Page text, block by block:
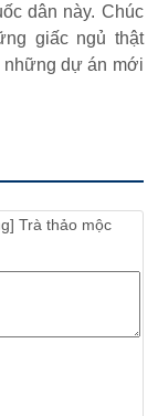
dân này. Chúc
giấc ngủ thật
những dự án mới
Trà thảo mộc